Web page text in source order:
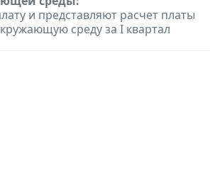
и представляют расчет платы
среду за I квартал